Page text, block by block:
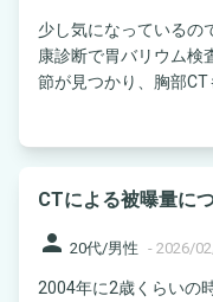
少し気になっているの
康診断で胃バリウム検
節が見つかり、胸部CT
CTによる被曝量に
person 20代/男性 - 2026/
2004年に2歳くらいの